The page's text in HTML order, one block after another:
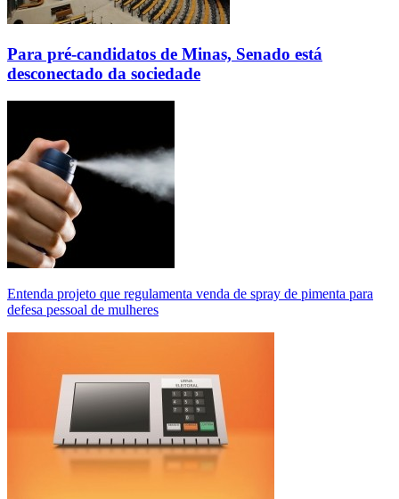
Para pré-candidatos de Minas, Senado está
desconectado da sociedade
Entenda projeto que regulamenta venda de spray de pimenta para
defesa pessoal de mulheres